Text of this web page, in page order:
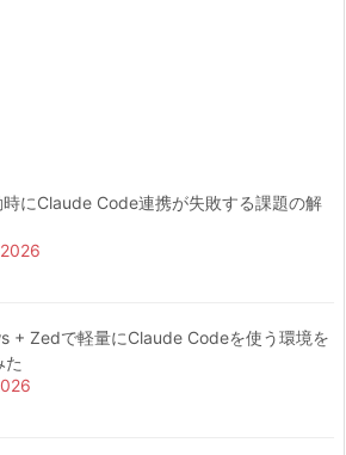
にClaude Code連携が失敗する課題の解
+ Zedで軽量にClaude Codeを使う環境を
た